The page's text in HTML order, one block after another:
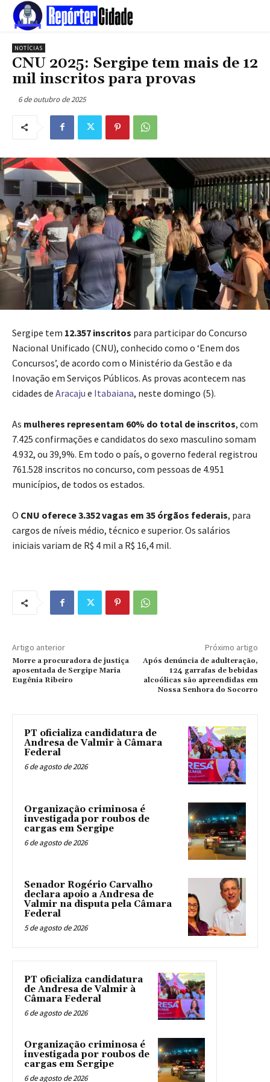
NOTÍCIAS
CNU 2025: Sergipe tem mais de 12
mil inscritos para provas
6 de outubro de 2025
Sergipe tem 12.357 inscritos para participar do Concurso
Nacional Unificado (CNU), conhecido como o ‘Enem dos
Concursos’, de acordo com o Ministério da Gestão e da
Inovação em Serviços Públicos. As provas acontecem nas
cidades de Aracaju e Itabaiana, neste domingo (5).
As mulheres representam 60% do total de inscritos, com
7.425 confirmações e candidatos do sexo masculino somam
4.932, ou 39,9%. Em todo o país, o governo federal registrou
761.528 inscritos no concurso, com pessoas de 4.951
municípios, de todos os estados.
O CNU oferece 3.352 vagas em 35 órgãos federais, para
cargos de níveis médio, técnico e superior. Os salários
iniciais variam de R$ 4 mil a R$ 16,4 mil.
Artigo anterior
Morre a procuradora de justiça
aposentada de Sergipe Maria
Eugênia Ribeiro
Próximo artigo
Após denúncia de adulteração,
124 garrafas de bebidas
alcoólicas são apreendidas em
Nossa Senhora do Socorro
PT oficializa candidatura de
Andresa de Valmir à Câmara
Federal
6 de agosto de 2026
Organização criminosa é
investigada por roubos de
cargas em Sergipe
6 de agosto de 2026
Senador Rogério Carvalho
declara apoio a Andresa de
Valmir na disputa pela Câmara
Federal
5 de agosto de 2026
PT oficializa candidatura
de Andresa de Valmir à
Câmara Federal
6 de agosto de 2026
Organização criminosa é
investigada por roubos de
cargas em Sergipe
6 de agosto de 2026